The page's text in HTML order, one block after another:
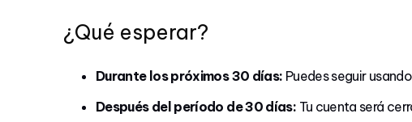
¿Qué esperar?
Durante los próximos 30 días: Puedes seguir
Después del período de 30 días: Tu cuenta será